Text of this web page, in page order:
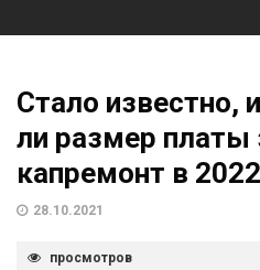
Стало известно,
ли размер платы
капремонт в
28.10.2021
просмотров